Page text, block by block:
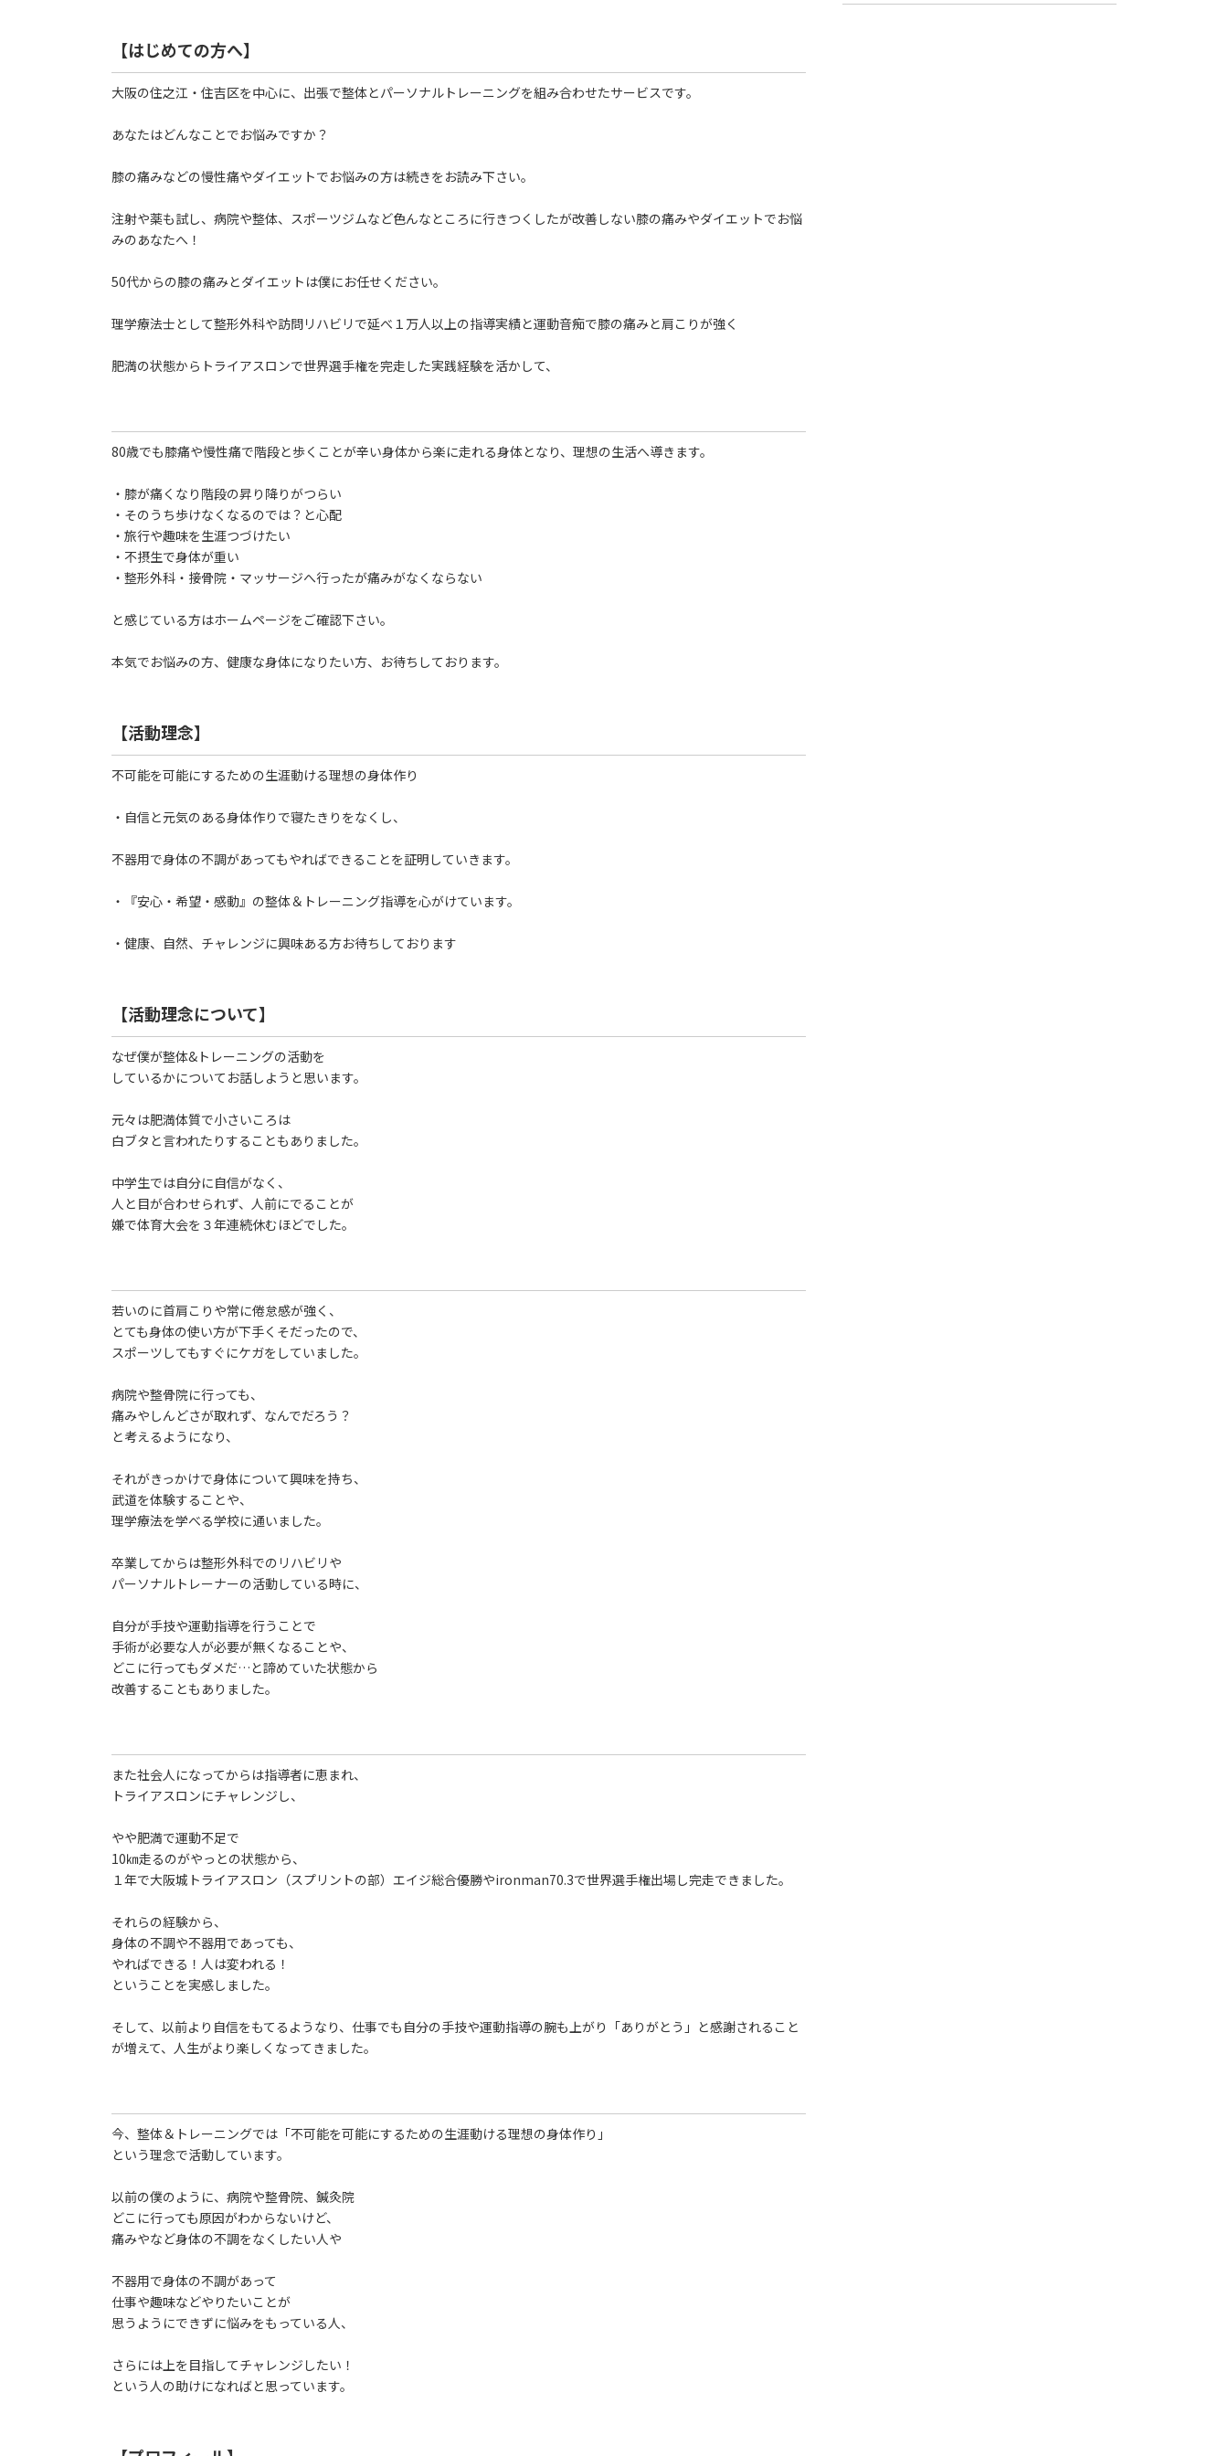
【はじめての方へ】
大阪の住之江・住吉区を中心に、出張で整体とパーソナルトレーニングを組み合わせたサービスです。
あなたはどんなことでお悩みですか？
膝の痛みなどの慢性痛やダイエットでお悩みの方は続きをお読み下さい。
注射や薬も試し、病院や整体、スポーツジムなど色んなところに行きつくしたが改善しない膝の痛みやダイエットでお悩
みのあなたへ！
50代からの膝の痛みとダイエットは僕にお任せください。
理学療法士として整形外科や訪問リハビリで延べ１万人以上の指導実績と運動音痴で膝の痛みと肩こりが強く
肥満の状態からトライアスロンで世界選手権を完走した実践経験を活かして、
80歳でも膝痛や慢性痛で階段と歩くことが辛い身体から楽に走れる身体となり、理想の生活へ導きます。
・膝が痛くなり階段の昇り降りがつらい
・そのうち歩けなくなるのでは？と心配
・旅行や趣味を生涯つづけたい
・不摂生で身体が重い
・整形外科・接骨院・マッサージへ行ったが痛みがなくならない
と感じている方はホームページをご確認下さい。
本気でお悩みの方、健康な身体になりたい方、お待ちしております。
【活動理念】
不可能を可能にするための生涯動ける理想の身体作り
・自信と元気のある身体作りで寝たきりをなくし、
不器用で身体の不調があってもやればできることを証明していきます。
・『安心・希望・感動』の整体＆トレーニング指導を心がけています。
・健康、自然、チャレンジに興味ある方お待ちしております
【活動理念について】
なぜ僕が整体&トレーニングの活動を
しているかについてお話しようと思います。
元々は肥満体質で小さいころは
白ブタと言われたりすることもありました。
中学生では自分に自信がなく、
人と目が合わせられず、人前にでることが
嫌で体育大会を３年連続休むほどでした。
若いのに首肩こりや常に倦怠感が強く、
とても身体の使い方が下手くそだったので、
スポーツしてもすぐにケガをしていました。
病院や整骨院に行っても、
痛みやしんどさが取れず、なんでだろう？
と考えるようになり、
それがきっかけで身体について興味を持ち、
武道を体験することや、
理学療法を学べる学校に通いました。
卒業してからは整形外科でのリハビリや
パーソナルトレーナーの活動している時に、
自分が手技や運動指導を行うことで
手術が必要な人が必要が無くなることや、
どこに行ってもダメだ…と諦めていた状態から
改善することもありました。
また社会人になってからは指導者に恵まれ、
トライアスロンにチャレンジし、
やや肥満で運動不足で
10㎞走るのがやっとの状態から、
１年で大阪城トライアスロン（スプリントの部）エイジ総合優勝やironman70.3で世界選手権出場し完走できました。
それらの経験から、
身体の不調や不器用であっても、
やればできる！人は変われる！
ということを実感しました。
そして、以前より自信をもてるようなり、仕事でも自分の手技や運動指導の腕も上がり「ありがとう」と感謝されること
が増えて、人生がより楽しくなってきました。
今、整体＆トレーニングでは「不可能を可能にするための生涯動ける理想の身体作り」
という理念で活動しています。
以前の僕のように、病院や整骨院、鍼灸院
どこに行っても原因がわからないけど、
痛みやなど身体の不調をなくしたい人や
不器用で身体の不調があって
仕事や趣味などやりたいことが
思うようにできずに悩みをもっている人、
さらには上を目指してチャレンジしたい！
という人の助けになればと思っています。